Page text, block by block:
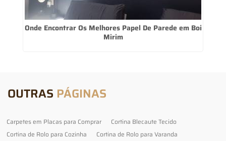
Onde Encontrar Os Melhores Papel De Parede em Boi
Mirim
OUTRAS PÁGINAS
Carpetes em Placas para Comprar
Cortina Blecaute Tecido
Cortina de Rolo para Cozinha
Cortina de Rolo para Varanda